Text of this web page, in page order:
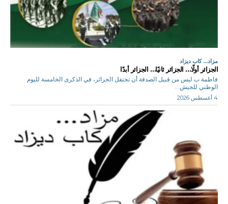
مزاد... كاب ديزاد
الجزائر أولًا… الجزائر ثانيًا… الجزائر أبدًا
فاطمة ب ليس من قبيل الصدفة أن تحتفل الجزائر، في الذكرى الخامسة لليوم
الوطني للجيش...
4 أغسطس 2026